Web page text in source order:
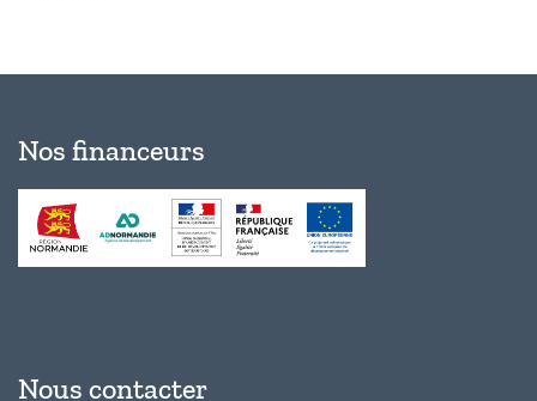
Nos financeurs
Nous contacter